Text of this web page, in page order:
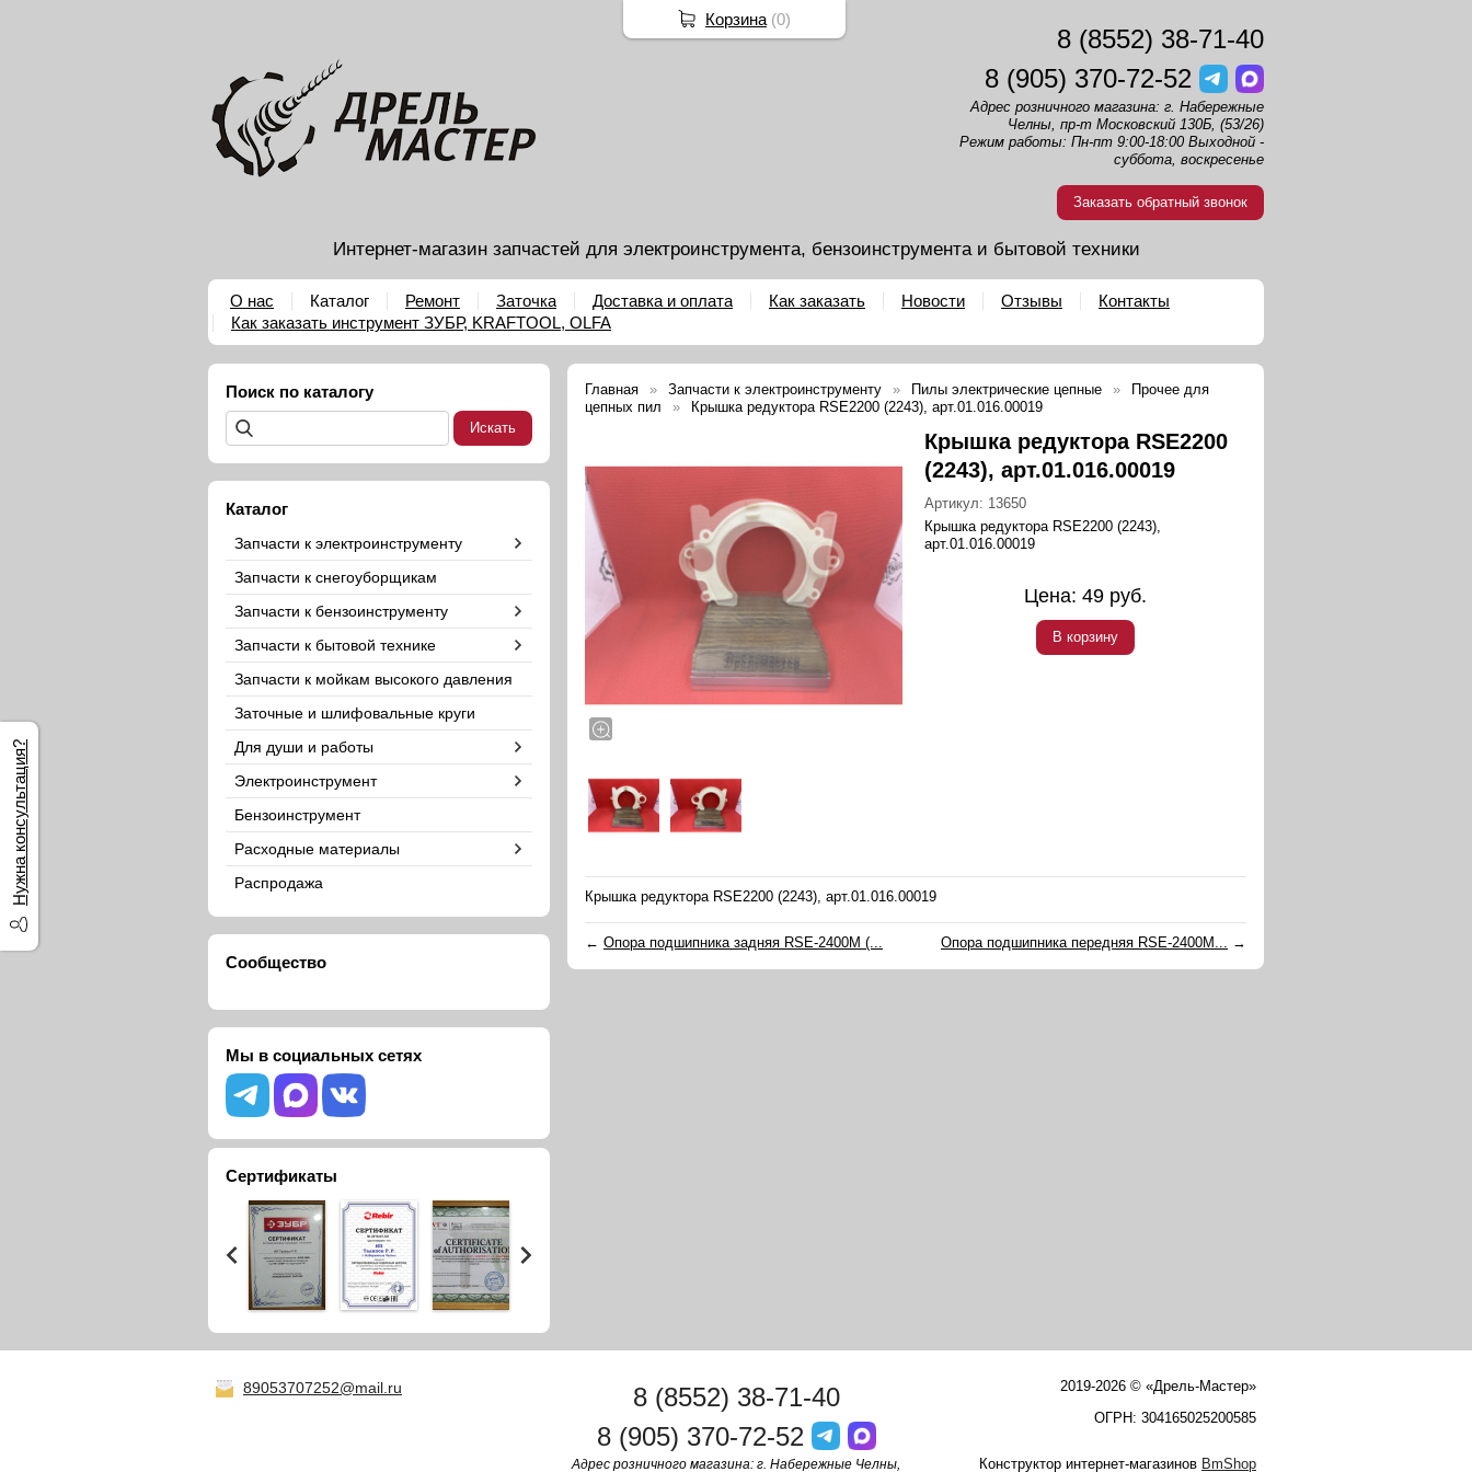
8 (8552) 38-71-40
8 (905) 370-72-52
Адрес розничного магазина: г. Набережные
Челны, пр-т Московский 130Б, (53/26)
Режим работы: Пн-пт 9:00-18:00 Выходной -
суббота, воскресенье
Заказать обратный звонок
Интернет-магазин запчастей для электроинструмента, бензоинструмента и бытовой техники
О нас Каталог Ремонт Заточка Доставка и оплата Как заказать Новости Отзывы
Контакты
Как заказать инструмент ЗУБР, KRAFTOOL, OLFA
Поиск по каталогу
Каталог
Запчасти к электроинструменту
Запчасти к снегоуборщикам
Запчасти к бензоинструменту
Запчасти к бытовой технике
Запчасти к мойкам высокого давления
Заточные и шлифовальные круги
Для души и работы
Электроинструмент
Бензоинструмент
Расходные материалы
Распродажа
Сообщество
Мы в социальных сетях
Сертификаты
Главная Запчасти к электроинструменту Пилы электрические цепные
Прочее для
цепных пил
Крышка редуктора RSE2200 (2243), арт.01.016.00019
Крышка редуктора RSE2200
(2243), арт.01.016.00019
Артикул: 13650
Крышка редуктора RSE2200 (2243),
арт.01.016.00019
Цена: 49 руб.
В корзину
Крышка редуктора RSE2200 (2243), арт.01.016.00019
← Опора подшипника задняя RSE-2400М (... Опора подшипника передняя RSE-2400М... →
89053707252@mail.ru
2019-2026 © «Дрель-Мастер»
ОГРН: 304165025200585
Конструктор интернет-магазинов BmShop
8 (8552) 38-71-40
8 (905) 370-72-52
Адрес розничного магазина: г. Набережные Челны,
Нужна консультация?
Корзина (0)